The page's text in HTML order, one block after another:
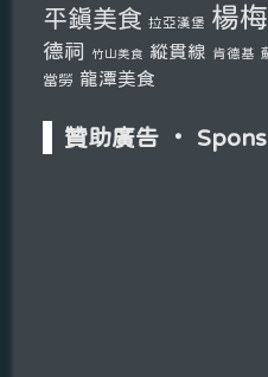
平鎮美食 拉亞漢堡 楊
德祠
竹山美食 縱貫線 肯德基
當勞 龍潭美食
贊助廣告 ‧